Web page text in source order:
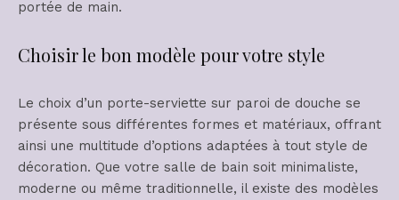
portée de main.
Choisir le bon modèle pour votre style
Le choix d’un porte-serviette sur paroi de douche se
présente sous différentes formes et matériaux, offrant
ainsi une multitude d’options adaptées à tout style de
décoration. Que votre salle de bain soit minimaliste,
moderne ou même traditionnelle, il existe des modèles